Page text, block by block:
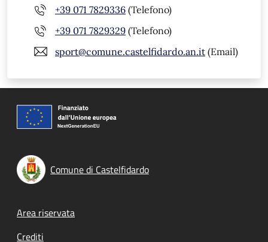
+39 071 7829336 (Telefono)
+39 071 7829329 (Telefono)
sport@comune.castelfidardo.an.it (Email)
Comune di Castelfidardo
Footer menu
Area riservata
Crediti